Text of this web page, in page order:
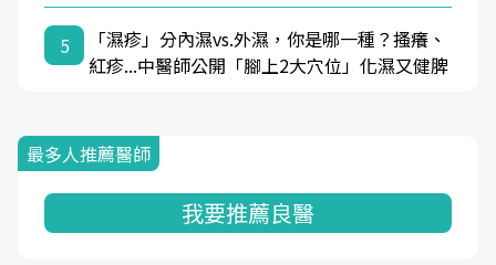
5
「濕疹」分內濕vs.外濕，你是哪一種？搔癢、
紅疹...中醫師公開「腳上2大穴位」化濕又健脾
最多人推薦醫師
我要推薦良醫